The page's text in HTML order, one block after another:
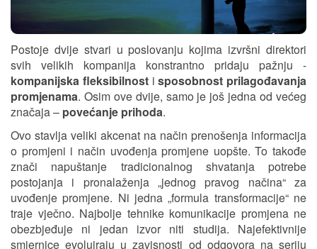
Postoje dvije stvari u poslovanju kojima izvršni direktori
svih velikih kompanija konstrantno pridaju pažnju -
kompanijska fleksibilnostisposobnost prilagođavanja
promjenama. Osim ove dvije, samo je još jedna od većeg
značaja – povećanje prihoda.
Ovo stavlja veliki akcenat na način prenošenja informacija
o promjeni i način uvođenja promjene uopšte. To takođe
znači napuštanje tradicionalnog shvatanja potrebe
postojanja i pronalaženja „jednog pravog načina“ za
uvođenje promjene. Ni jedna „formula transformacije“ ne
traje vječno. Najbolje tehnike komunikacije promjena ne
obezbjeđuje ni jedan izvor niti studija. Najefektivnije
smjernice evoluiraju u zavisnosti od odgovora na seriju